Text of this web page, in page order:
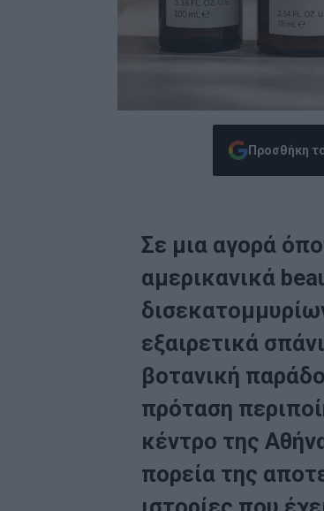
Προσθήκη
Σε μια αγορά
αμερικανικά
εξαιρετικά
βοτανική
πρόταση
κέντρο της
πορεία της